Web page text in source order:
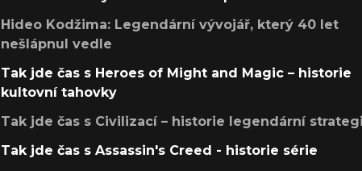
Hideo Kodžima: Legendární vývojář, který 40 let
nešlápnul vedle
Tak jde čas s Heroes of Might and Magic – historie
kultovní tahovky
Tak jde čas s Civilizací – historie legendární
Tak jde čas s Assassin's Creed - historie série